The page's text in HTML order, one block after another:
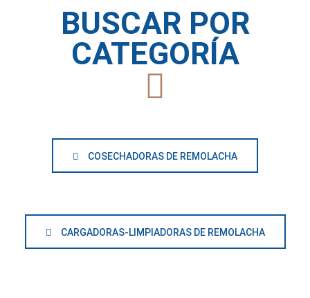
BUSCAR POR
CATEGORÍA
COSECHADORAS DE REMOLACHA
CARGADORAS-LIMPIADORAS DE REMOLACHA